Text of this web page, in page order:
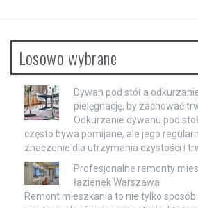
Losowo wybrane
Dywan pod stół a
pielęgnację, by zachować
Odkurzanie dywanu pod
często bywa pomijane, ale jego
znaczenie dla utrzymania czystości i
Profesjonalne remonty
łazienek Warszawa
Remont mieszkania to nie tylko